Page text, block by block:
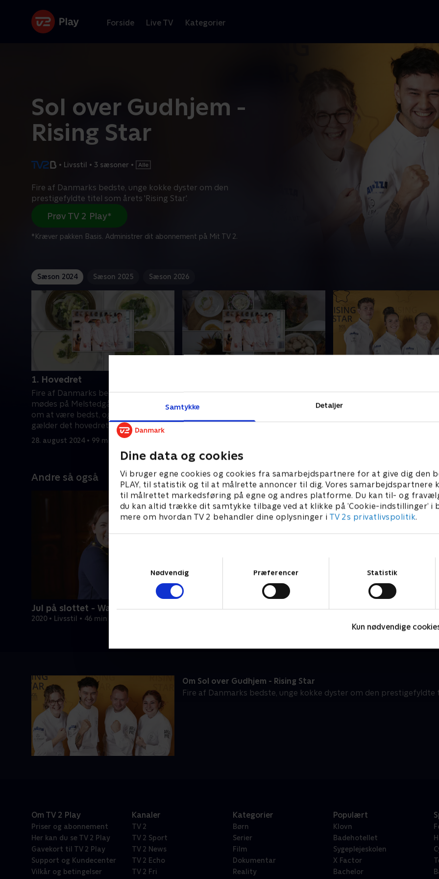
Samtykke Detaljer
Dine data og cookies
Vi bruger egne cookies og cookies fra samarbejdspartnere for at give dig den
PLAY, til statistik og til at målrette annoncer til dig. Vores samarbejdspartnere
til målrettet markedsføring på egne og andres platforme. Du kan til- og
du kan altid trække dit samtykke tilbage ved at klikke på ’Cookie-indstillinger’ i
mere om hvordan TV 2 behandler dine oplysninger i TV 2s privatlivspolitik.
Nødvendig
Præferencer Statistik
Kun nødvendige
Forside Live TV Kategorier
Sol over Gudhjem -
Rising Star
• Livsstil • 3 sæsoner •
Fire af Danmarks bedste, unge kokke dyster om den
prestigefyldte titel som årets 'Rising Star'.
Prøv TV 2 Play*
*Kræver pakken Basis. Administrer dit abonnement på Mit TV 2.
Sæson 2024 Sæson 2025 Sæson 2026
1. Hovedret
Fire af Danmarks bedste unge kokke
mødes på Melstedgård for at dyste
om at være bedst, og i første runde
gælder det hovedretten
28. august 2024 • 99 min
Fire af Danmarks bedste unge kokke
mødes på Melstedgård for at dyste
intens kulinarisk dyst. Vi
Peter Gyldenkærne fra
Badehotel og Andreas Kéke
Thorvaldsen fra
Andre så også
Jul på slottet - Warwick
2020 • Livsstil • 46 min
Om Sol over Gudhjem - Rising Star
Fire af Danmarks bedste, unge kokke dyster om den prestigefyldte
Om TV 2 Play
Priser og abonnement
Her kan du se TV 2 Play
Gavekort til TV 2 Play
Support og Kundecenter
Vilkår og betingelser
Kanaler
TV 2
TV 2 Sport
TV 2 News
TV 2 Echo
TV 2 Fri
Kategorier
Børn
Serier
Film
Dokumentar
Reality
Populært
Klovn
Badehotellet
Sygeplejeskolen
X Factor
Bachelor